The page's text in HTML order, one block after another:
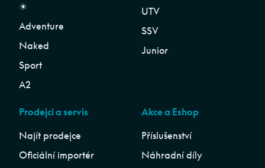
☀︎
Adventure
Naked
Sport
A2
UTV
SSV
Junior
Prodejci a servis
Najít prodejce
Oficiální importér
Akce a Eshop
Příslušenství
Náhradní díly